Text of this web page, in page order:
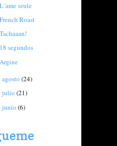
L´ame seule
French Roast
Tachaaan!
18 segundos
Argine
agosto (24)
julio (21)
junio (6)